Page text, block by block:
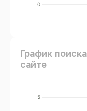
0
График
сайте
5